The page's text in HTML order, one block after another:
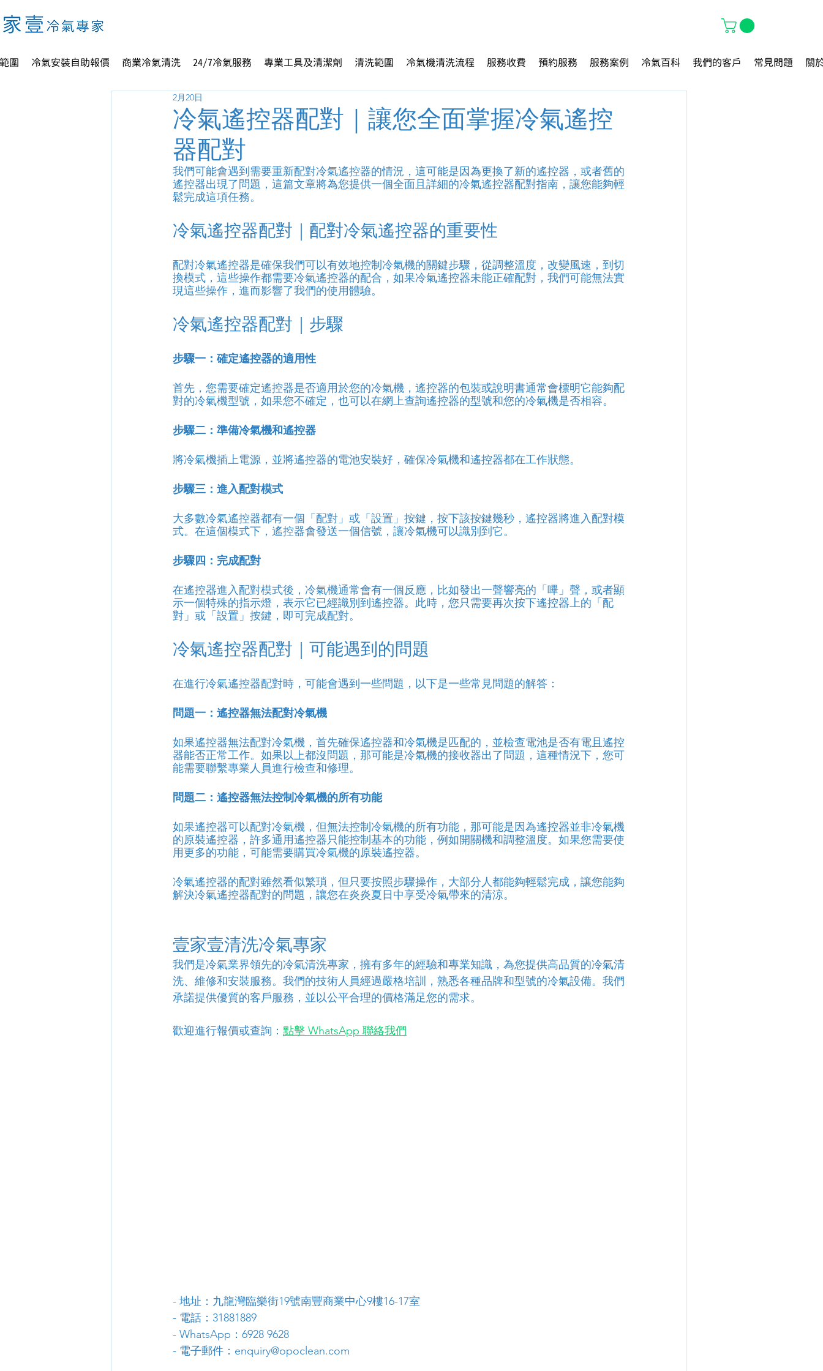
圍 冷氣安裝自助報價 商業冷氣清洗 24/7冷氣服務 專業工具及清潔劑 清洗範圍 冷氣機清洗流程 服務收費 預約服務 服務案例 冷氣百科 我們的客戶 常見問題 關
冷氣遙控器配對｜讓您全面掌握冷氣遙控
器配對
2月20日
我們可能會遇到需要重新配對冷氣遙控器的情況，這可能是因為更換了新的遙控器，或者舊的
遙控器出現了問題，這篇文章將為您提供一個全面且詳細的冷氣遙控器配對指南，讓您能夠輕
鬆完成這項任務。
冷氣遙控器配對｜配對冷氣遙控器的重要性
配對冷氣遙控器是確保我們可以有效地控制冷氣機的關鍵步驟，從調整溫度，改變風速，到切
換模式，這些操作都需要冷氣遙控器的配合，如果冷氣遙控器未能正確配對，我們可能無法實
現這些操作，進而影響了我們的使用體驗。
冷氣遙控器配對｜步驟
步驟一：確定遙控器的適用性
首先，您需要確定遙控器是否適用於您的冷氣機，遙控器的包裝或說明書通常會標明它能夠配
對的冷氣機型號，如果您不確定，也可以在網上查詢遙控器的型號和您的冷氣機是否相容。
步驟二：準備冷氣機和遙控器
將冷氣機插上電源，並將遙控器的電池安裝好，確保冷氣機和遙控器都在工作狀態。
步驟三：進入配對模式
大多數冷氣遙控器都有一個「配對」或「設置」按鍵，按下該按鍵幾秒，遙控器將進入配對模
式。在這個模式下，遙控器會發送一個信號，讓冷氣機可以識別到它。
步驟四：完成配對
在遙控器進入配對模式後，冷氣機通常會有一個反應，比如發出一聲響亮的「嗶」聲，或者顯
示一個特殊的指示燈，表示它已經識別到遙控器。此時，您只需要再次按下遙控器上的「配
對」或「設置」按鍵，即可完成配對。
冷氣遙控器配對｜可能遇到的問題
在進行冷氣遙控器配對時，可能會遇到一些問題，以下是一些常見問題的解答：
問題一：遙控器無法配對冷氣機
如果遙控器無法配對冷氣機，首先確保遙控器和冷氣機是匹配的，並檢查電池是否有電且遙控
器能否正常工作。如果以上都沒問題，那可能是冷氣機的接收器出了問題，這種情況下，您可
能需要聯繫專業人員進行檢查和修理。
問題二：遙控器無法控制冷氣機的所有功能
如果遙控器可以配對冷氣機，但無法控制冷氣機的所有功能，那可能是因為遙控器並非冷氣機
的原裝遙控器，許多通用遙控器只能控制基本的功能，例如開關機和調整溫度。如果您需要使
用更多的功能，可能需要購買冷氣機的原裝遙控器。
冷氣遙控器的配對雖然看似繁瑣，但只要按照步驟操作，大部分人都能夠輕鬆完成，讓您能夠
解決冷氣遙控器配對的問題，讓您在炎炎夏日中享受冷氣帶來的清涼。
壹家壹清洗冷氣專家
我們是冷氣業界領先的冷氣清洗專家，擁有多年的經驗和專業知識，為您提供高品質的冷氣清
洗、維修和安裝服務。我們的技術人員經過嚴格培訓，熟悉各種品牌和型號的冷氣設備。我們
承諾提供優質的客戶服務，並以公平合理的價格滿足您的需求。
歡迎進行報價或查詢： 點擊 WhatsApp 聯絡我們
- 地址：九龍灣臨樂街19號南豐商業中心9樓16-17室
- 電話：31881889
- WhatsApp：6928 9628
- 電子郵件：enquiry@opoclean.com